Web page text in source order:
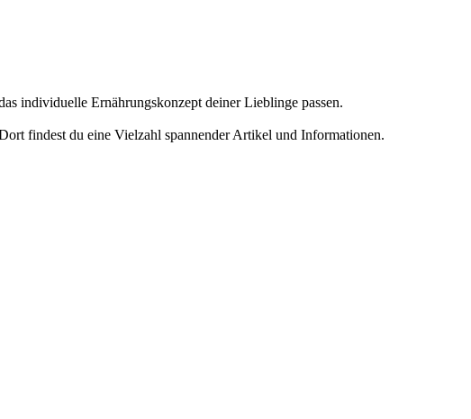
individuelle Ernährungskonzept deiner Lieblinge passen.
findest du eine Vielzahl spannender Artikel und Informationen.